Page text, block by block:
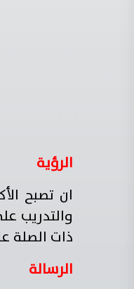
الرؤية
ان تصبح
والتدريب
ذات الصلة
الرسالة